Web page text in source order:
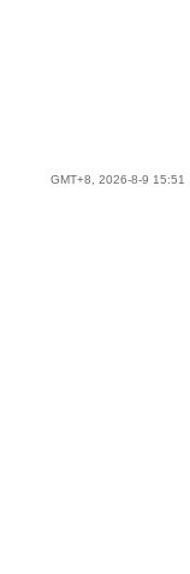
GMT+8, 2026-8-9 15:51